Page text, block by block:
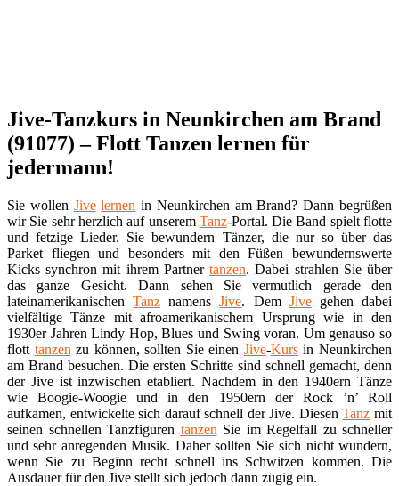
Jive-Tanzkurs in Neunkirchen am Brand
(91077) – Flott Tanzen lernen für
jedermann!
Sie wollen Jive lernen in Neunkirchen am Brand? Dann begrüßen
wir Sie sehr herzlich auf unserem Tanz-Portal. Die Band spielt flotte
und fetzige Lieder. Sie bewundern Tänzer, die nur so über das
Parket fliegen und besonders mit den Füßen bewundernswerte
Kicks synchron mit ihrem Partnertanzen. Dabei strahlen Sie über
das ganze Gesicht. Dann sehen Sie vermutlich gerade den
lateinamerikanischenTanz namensJive. Dem Jivegehen dabei
vielfältige Tänze mit afroamerikanischem Ursprung wie in den
1930er Jahren Lindy Hop, Blues und Swing voran. Um genauso so
flott tanzen zu können, sollten Sie einen Jive-Kursin Neunkirchen
am Brand besuchen. Die ersten Schritte sind schnell gemacht, denn
der Jive ist inzwischen etabliert. Nachdem in den 1940ern Tänze
wie Boogie-Woogie und in den 1950ern der Rock ’n’ Roll
aufkamen, entwickelte sich darauf schnell der Jive. DiesenTanz mit
seinen schnellen Tanzfiguren tanzen Sie im Regelfall zu schneller
und sehr anregenden Musik. Daher sollten Sie sich nicht wundern,
wenn Sie zu Beginn recht schnell ins Schwitzen kommen. Die
Ausdauer für den Jive stellt sich jedoch dann zügig ein.